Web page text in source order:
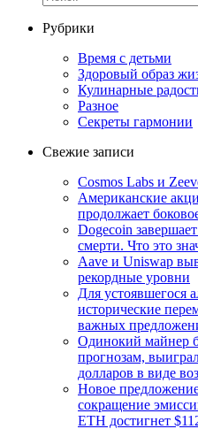
Рубрики
Время с детьми
Здоровый образ
Кулинарные
Разное
Секреты гармонии
Свежие записи
Cosmos Labs и
Американские
продолжает
Dogecoin
смерти. Что это
Aave и Uniswap
рекордные уровни
Для устоявшегося
исторические
важных
Одинокий майнер
прогнозам,
долларов в виде
Новое
сокращение
ETH достигнет